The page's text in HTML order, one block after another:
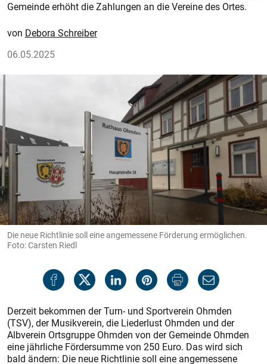
Gemeinde erhöht die Zahlungen an die Vereine des Ortes.
Debora Schreiber
06.05.2025
Die neue Richtlinie soll eine angemessene Förderung ermöglichen.
Foto: Carsten Riedl
Derzeit bekommen der Turn- und Sportverein Ohmden
(TSV), der Musikverein, die Liederlust Ohmden und der
Albverein Ortsgruppe Ohmden von der Gemeinde Ohmden
eine jährliche Fördersumme von 250 Euro. Das wird sich
bald ändern: Die neue Richtlinie soll eine angemessene